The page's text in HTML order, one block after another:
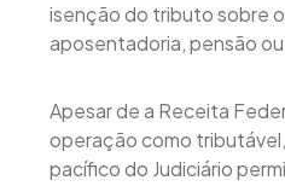
isenção do tributo sobre
aposentadoria, pensão
Apesar de a Receita
operação como
pacífico do Judiciário